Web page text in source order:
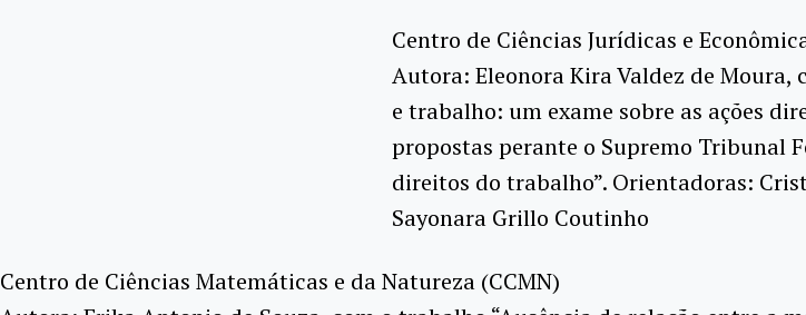
Centro de Ciências Jurídicas e
Autora: Eleonora Kira Valdez de
e trabalho: um exame sobre as ações
propostas perante o Supremo Tribunal
direitos do trabalho”. Orientadoras:
Sayonara Grillo Coutinho
Centro de Ciências Matemáticas e da Natureza (CCMN)